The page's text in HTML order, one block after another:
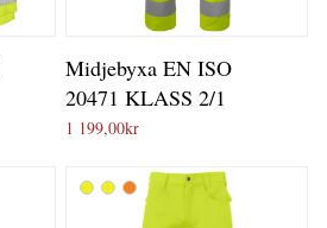
Midjebyxa EN ISO
20471 KLASS 2/1
1 199,00kr